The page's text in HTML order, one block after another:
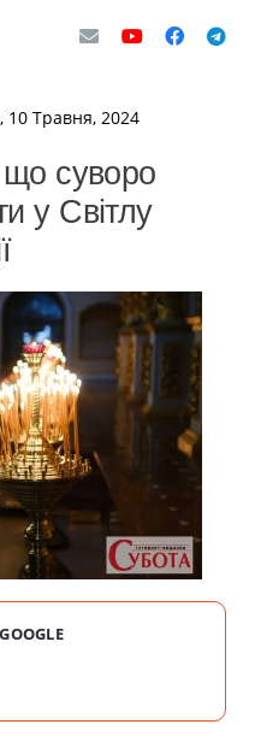
10 Травня, 2024
суворо
у Світлу